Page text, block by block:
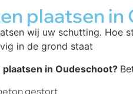
plaatsen
wij uw schutting.
in de grond staat
plaatsen in Oudeschoot?
gestort